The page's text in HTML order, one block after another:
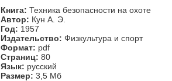
Книга: Техника безопасности на охоте
Автор: Кун А. Э.
Год: 1957
Издательство: Физкультура и спорт
Формат: pdf
Страниц: 80
Язык: русский
Размер: 3,5 Мб